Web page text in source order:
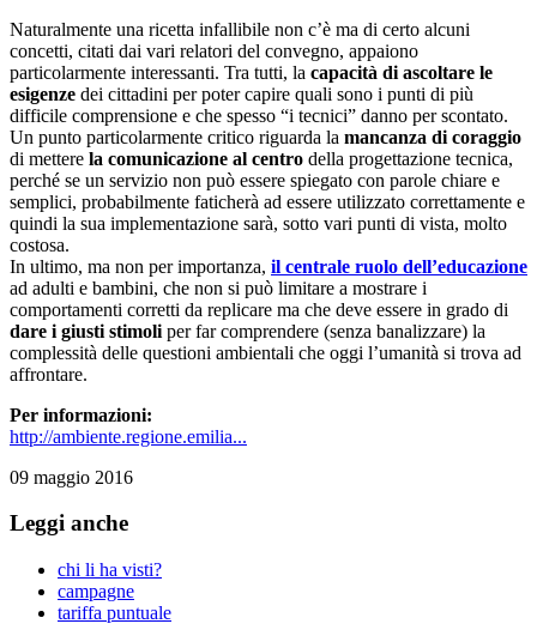
Naturalmente una ricetta infallibile non c’è ma di certo alcuni
concetti, citati dai vari relatori del convegno, appaiono
particolarmente interessanti. Tra tutti, la capacità di ascoltare le
esigenze dei cittadini per poter capire quali sono i punti di più
difficile comprensione e che spesso “i tecnici” danno per scontato.
Un punto particolarmente critico riguarda la mancanza di coraggio
di mettere la comunicazione al centro della progettazione tecnica,
perché se un servizio non può essere spiegato con parole chiare e
semplici, probabilmente faticherà ad essere utilizzato correttamente e
quindi la sua implementazione sarà, sotto vari punti di vista, molto
costosa.
In ultimo, ma non per importanza, il centrale ruolo dell’educazione
ad adulti e bambini, che non si può limitare a mostrare i
comportamenti corretti da replicare ma che deve essere in grado di
dare i giusti stimoli per far comprendere (senza banalizzare) la
complessità delle questioni ambientali che oggi l’umanità si trova ad
affrontare.
Per informazioni:
http://ambiente.regione.emilia...
09 maggio 2016
Leggi anche
chi li ha visti?
campagne
tariffa puntuale